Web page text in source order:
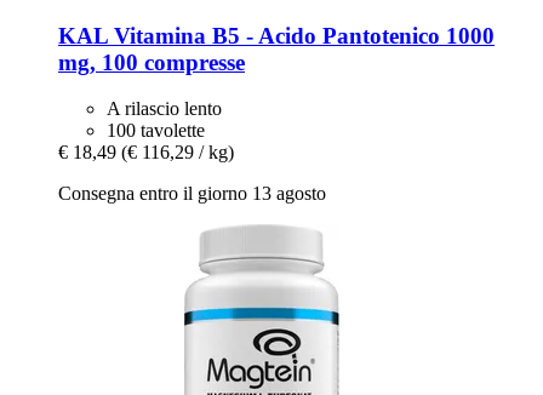
KAL Vitamina B5 -​ Acido Pantotenico 1000
mg, 100 compresse
A rilascio lento
100 tavolette
€ 18,49 (€ 116,29 / kg)
Consegna entro il giorno 13 agosto